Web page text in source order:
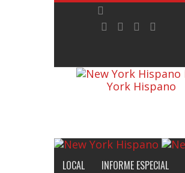
York Hispano
LOCAL INFORME ESPECIAL